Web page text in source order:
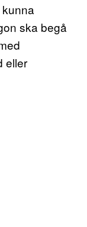
ska begå
eller